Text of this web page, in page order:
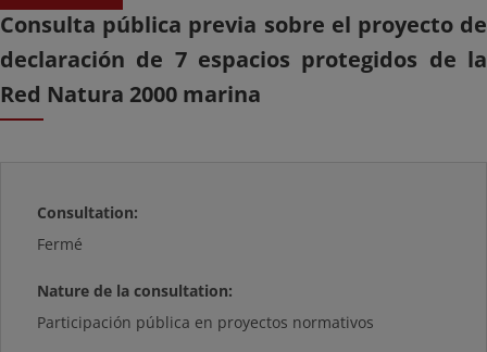
Consulta pública previa sobre el proyecto de
declaración de 7 espacios protegidos de la
Red Natura 2000 marina
Consultation:
Fermé
Nature de la consultation:
Participación pública en proyectos normativos